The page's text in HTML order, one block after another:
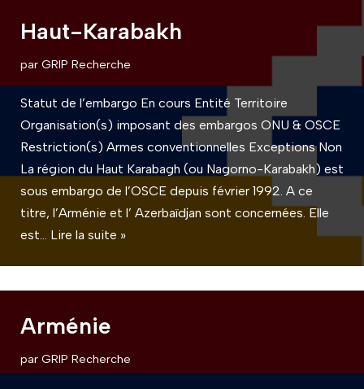
Haut-Karabakh
par GRIP Recherche
Statut de l’embargo En cours Entité Territoire
Organisation(s) imposant des embargos ONU & OSCE
Restriction(s) Armes conventionnelles Exceptions Non
La région du Haut Karabagh (ou Nagorno-Karabakh) est
sous embargo de l’OSCE depuis février 1992. A ce
titre, l’Arménie et l’ Azerbaïdjan sont concernées. Elle
est… Lire la suite »
Arménie
par GRIP Recherche